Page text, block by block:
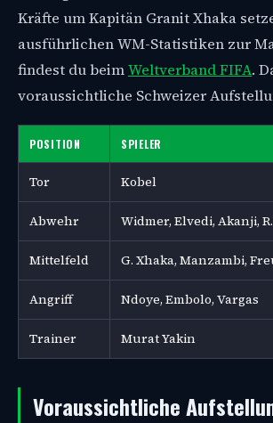
Kräfte um Kapitän Granit Xhaka
ausführlichen WM-Statistiken zur
findest du beimWeltverband FIFA.
voraussichtliche Schweizer
POSITION SPIELER
Tor Kobel
Abwehr Widmer, Elvedi, Akanji,
Mittelfeld G. Xhaka, Manzambi,
Angriff Ndoye, Embolo, Vargas
Trainer Murat Yakin
Voraussichtliche